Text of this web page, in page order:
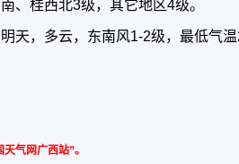
、桂西北3级，其它地区4级。
明天，多云，东南风1-2级，最低
气网广西站”。